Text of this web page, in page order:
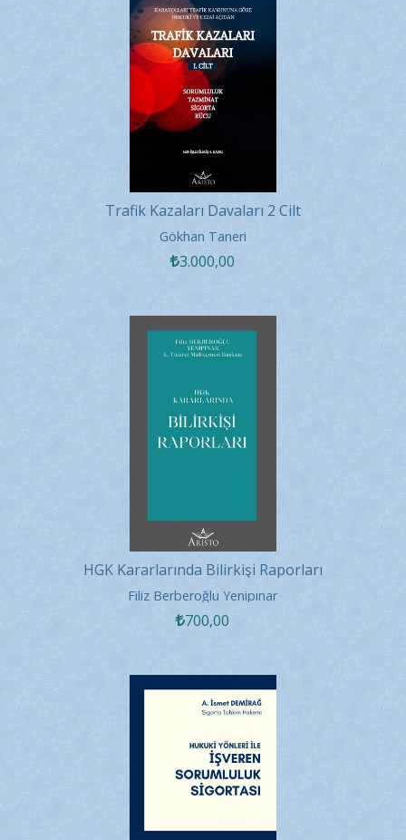
Trafik Kazaları Davaları 2 Cilt
Gökhan Taneri
3.000,00
HGK Kararlarında Bilirkişi Raporları
Filiz Berberoğlu Yenipınar
700,00